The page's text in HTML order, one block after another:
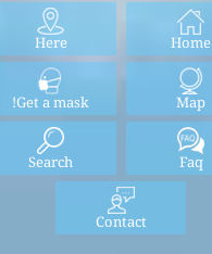
Home
Here
Map
Get a mask!
Faq
Search
Contact